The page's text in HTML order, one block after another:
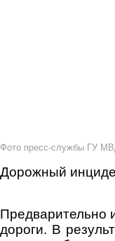
Фото пресс-службы ГУ
Дорожный
Предварительно
дороги. В